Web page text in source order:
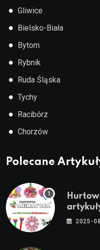
● Gliwice
● Bielsko-Biała
● Bytom
● Rybnik
● Ruda Śląska
● Tychy
● Racibórz
● Chorzów
Polecane
stroje i
2025-